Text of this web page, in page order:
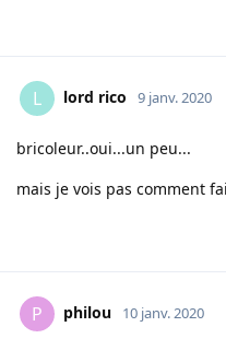
L lord rico 9 janv. 2020
bricoleur..oui...un peu...
mais je vois pas comment
P philou 10 janv. 2020